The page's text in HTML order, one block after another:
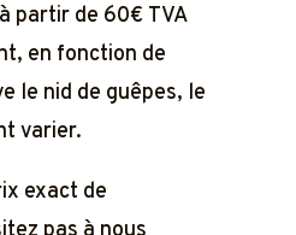
partir de 60€ TVA
en fonction de
le nid de guêpes, le
varier.
exact de